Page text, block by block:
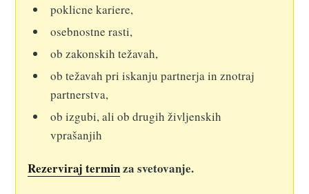
poklicne kariere,
osebnostne rasti,
ob zakonskih težavah,
ob težavah pri iskanju partnerja in znotraj
partnerstva,
ob izgubi, ali ob drugih življenskih
vprašanjih
Rezerviraj terminza svetovanje.